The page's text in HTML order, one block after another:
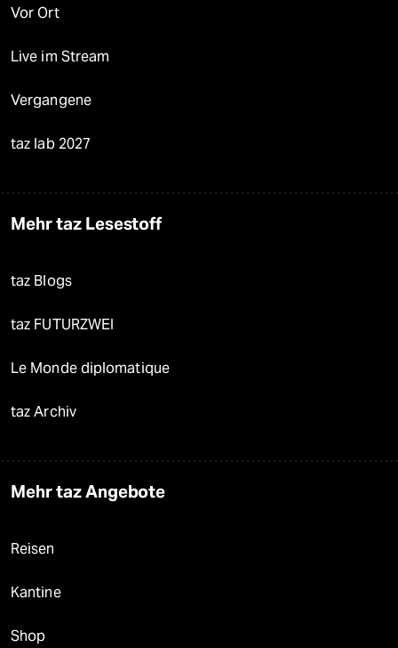
Vor Ort
Live im Stream
Vergangene
taz lab 2027
Mehr taz Lesestoff
taz Blogs
taz FUTURZWEI
Le Monde diplomatique
taz Archiv
Mehr taz Angebote
Reisen
Kantine
Shop